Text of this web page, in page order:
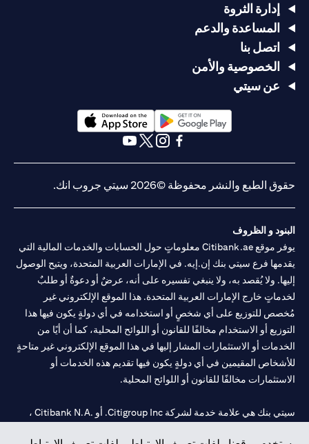
إدارة الثروة
المساعدة والدعم
اتصل بنا
الخصوصية والأمن
عن سيتي
(opens in a new tab)
حقوق الطبع والنشر محفوظة ©2026 سيتي جروب انك.
البنود و الظروف
يوفر موقع Citibank.ae معلوماتٍ حول الحسابات والخدمات المالية التي
يقدمها فرع سيتي بنك إن.إيه. في الإمارات العربية المتحدة، ويتيح الوصول
إليها. ولا يُقصد به، ولا ينبغي تفسيره على أنه، عرضٌ أو دعوةٌ أو طلبٌ
لخدماتٍ خارج الإمارات العربية المتحدة. هذا الموقع الإلكتروني غير
مُخصص للتوزيع على أي شخصٍ أو استخدامه في أي دولةٍ يكون فيها هذا
التوزيع أو الاستخدام مخالفًا للقانون أو اللوائح المحلية، كما أن أيًا من
الخدمات أو الاستثمارات المشار إليها في هذا الموقع الإلكتروني غير متاحةٍ
للأشخاص المقيمين في أي دولةٍ يكون فيها تقديم هذه الخدمات أو
الاستثمارات مخالفًا للقانون أو اللوائح المحلية.
سيتي بنك هي علامة خدمة لشركة Citigroup Inc. أو .Citibank N.A ،